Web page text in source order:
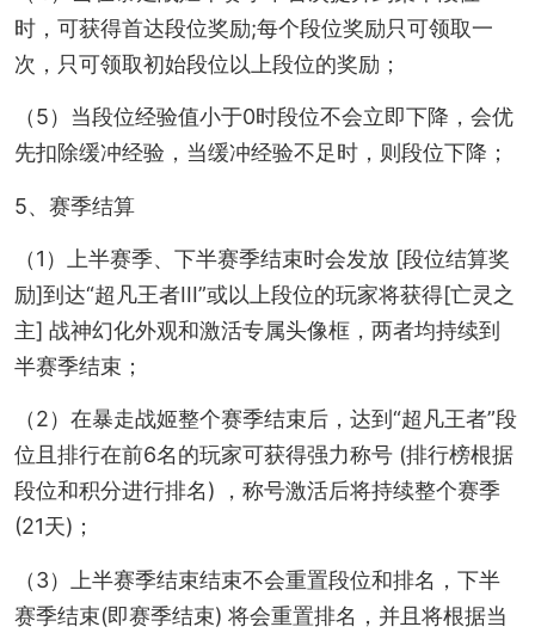
时，可获得首达段位奖励;每个段位奖励只可领取一
次，只可领取初始段位以上段位的奖励；
（5）当段位经验值小于0时段位不会立即下降，会优
先扣除缓冲经验，当缓冲经验不足时，则段位下降；
5、赛季结算
（1）上半赛季、下半赛季结束时会发放 [段位结算奖
励]到达“超凡王者III”或以上段位的玩家将获得[亡灵之
主] 战神幻化外观和激活专属头像框，两者均持续到
半赛季结束；
（2）在暴走战姬整个赛季结束后，达到“超凡王者”段
位且排行在前6名的玩家可获得强力称号 (排行榜根据
段位和积分进行排名) ，称号激活后将持续整个赛季
(21天)；
（3）上半赛季结束结束不会重置段位和排名，下半
赛季结束(即赛季结束) 将会重置排名，并且将根据当